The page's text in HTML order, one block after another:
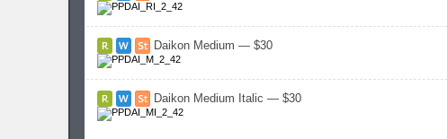
Daikon Medium — $30
Daikon Medium Italic — $30